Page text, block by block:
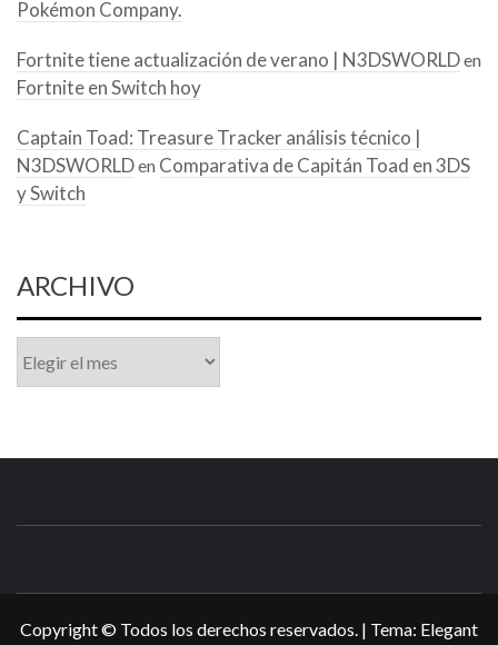
Pokémon Company.
Fortnite tiene actualización de verano | N3DSWORLDen
Fortnite en Switch hoy
Captain Toad: Treasure Tracker análisis técnico |
N3DSWORLDen Comparativa de Capitán Toad en 3DS
y Switch
ARCHIVO
Copyright © Todos los derechos reservados. | Tema: Elegant